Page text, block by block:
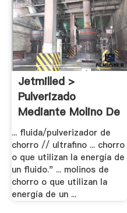
Jetmilled >
Pulverizado
Mediante Molino De
.
... fluida/pulverizador de
chorro // ultrafino ... chorro
o que utilizan la energía de
un fluido." ... molinos de
chorro o que utilizan la
energía de un ...